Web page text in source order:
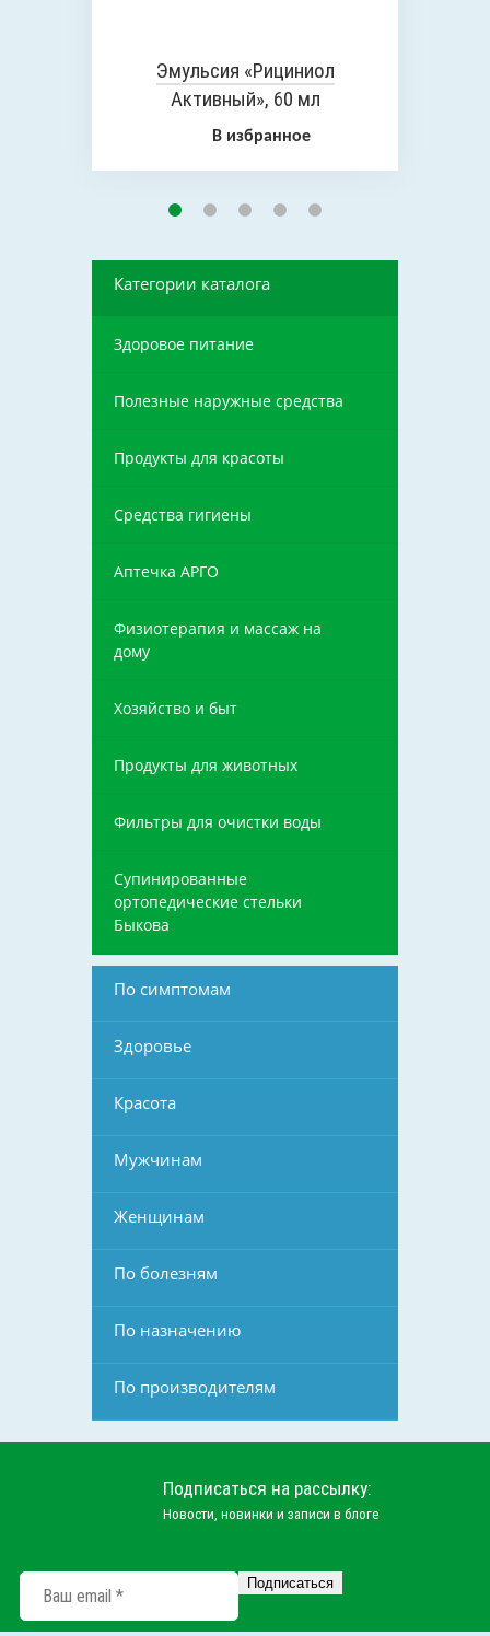
Эмульсия «Рициниол
Активный», 60 мл
В избранное
Категории каталога
Здоровое питание
Полезные наружные средства
Продукты для красоты
Средства гигиены
Аптечка АРГО
Физиотерапия и массаж на
дому
Хозяйство и быт
Продукты для животных
Фильтры для очистки воды
Супинированные
ортопедические стельки
Быкова
По симптомам
Здоровье
Красота
Мужчинам
Женщинам
По болезням
По назначению
По производителям
Подписаться на рассылку:
Новости, новинки и записи в блоге